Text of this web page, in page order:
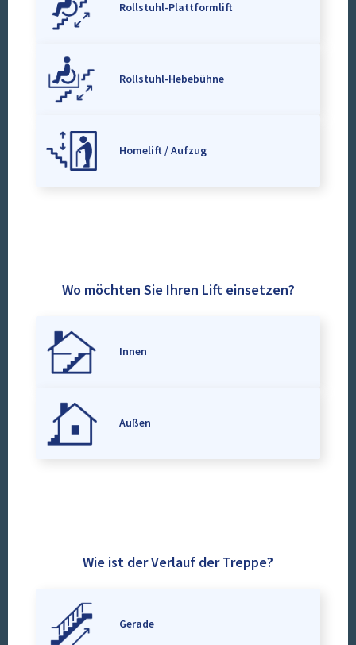
Rollstuhl-Plattformlift
Rollstuhl-Hebebühne
Homelift / Aufzug
Wo möchten Sie Ihren Lift einsetzen?
Innen
Außen
Wie ist der Verlauf der Treppe?
Gerade